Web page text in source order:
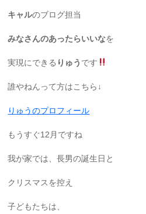
キャルのブログ担当
みなさんのあったらいいなを
実現にできる りゅう です
誰やねんって方はこちら↓
りゅうのプロフィール
もうすぐ12月ですね
我が家では、長男の誕生日と
クリスマスを控え
子どもたちは、